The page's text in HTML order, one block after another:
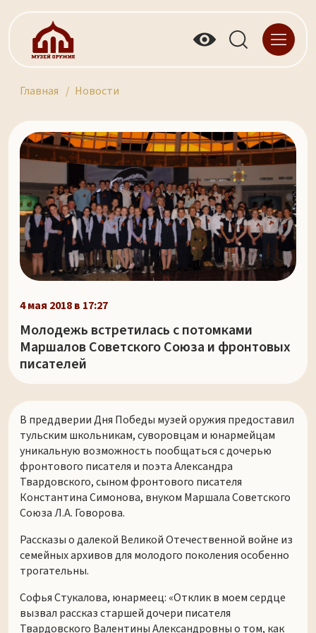
Главная Новости
4 мая 2018 в 17:27
Молодежь встретилась с потомками
Маршалов Советского Союза и фронтовых
писателей
В преддверии Дня Победы музей оружия предоставил
тульским школьникам, суворовцам и юнармейцам
уникальную возможность пообщаться с дочерью
фронтового писателя и поэта Александра
Твардовского, сыном фронтового писателя
Константина Симонова, внуком Маршала Советского
Союза Л.А. Говорова.
Рассказы о далекой Великой Отечественной войне из
семейных архивов для молодого поколения особенно
трогательны.
Софья Стукалова, юнармеец: «Отклик в моем сердце
вызвал рассказ старшей дочери писателя
Твардовского Валентины Александровны о том, как